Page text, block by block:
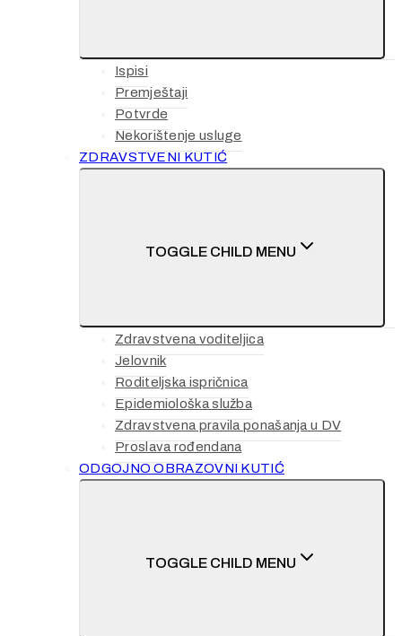
Ispisi
Premještaji
Potvrde
Nekorištenje usluge
ZDRAVSTVENI KUTIĆ
TOGGLE CHILD MENU
Zdravstvena voditeljica
Jelovnik
Roditeljska ispričnica
Epidemiološka služba
Zdravstvena pravila ponašanja u DV
Proslava rođendana
ODGOJNO OBRAZOVNI KUTIĆ
TOGGLE CHILD MENU